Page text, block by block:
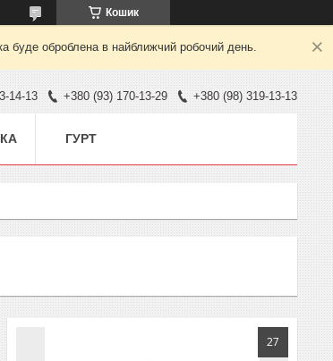
Кошик
буде оброблена в найближчий робочий день.
14-13 +380 (93) 170-13-29 +380 (98) 319-13-13
ГУРТ
27